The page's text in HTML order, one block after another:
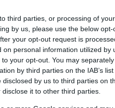
third parties, or processing of
by us, please use the below
your opt-out request is
personal information utilized by
your opt-out. You may
by third parties on the IAB’s
by us to third parties on
it to other third parties.
menù del sito o